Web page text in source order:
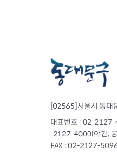
[02565]서울시 동대
대표번호 : 02-
-2127-4000(야간,
FAX : 02-2127-